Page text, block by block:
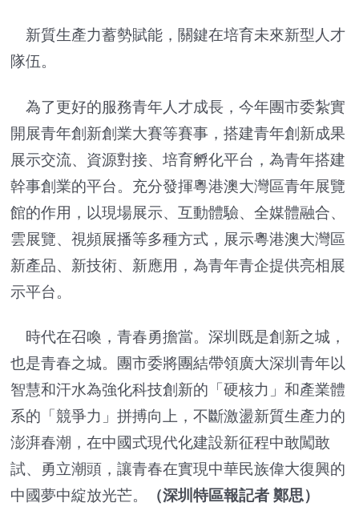
新質生產力蓄勢賦能，關鍵在培育未來新型人才
隊伍。
為了更好的服務青年人才成長，今年團市委紮實
開展青年創新創業大賽等賽事，搭建青年創新成果
展示交流、資源對接、培育孵化平台，為青年搭建
幹事創業的平台。充分發揮粵港澳大灣區青年展覽
館的作用，以現場展示、互動體驗、全媒體融合、
雲展覽、視頻展播等多種方式，展示粵港澳大灣區
新產品、新技術、新應用，為青年青企提供亮相展
示平台。
時代在召喚，青春勇擔當。深圳既是創新之城，
也是青春之城。團市委將團結帶領廣大深圳青年以
智慧和汗水為強化科技創新的「硬核力」和產業體
系的「競爭力」拼搏向上，不斷激盪新質生產力的
澎湃春潮，在中國式現代化建設新征程中敢闖敢
試、勇立潮頭，讓青春在實現中華民族偉大復興的
中國夢中綻放光芒。
（深圳特區報記者 鄭思）